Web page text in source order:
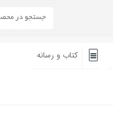
کتاب و رسانه